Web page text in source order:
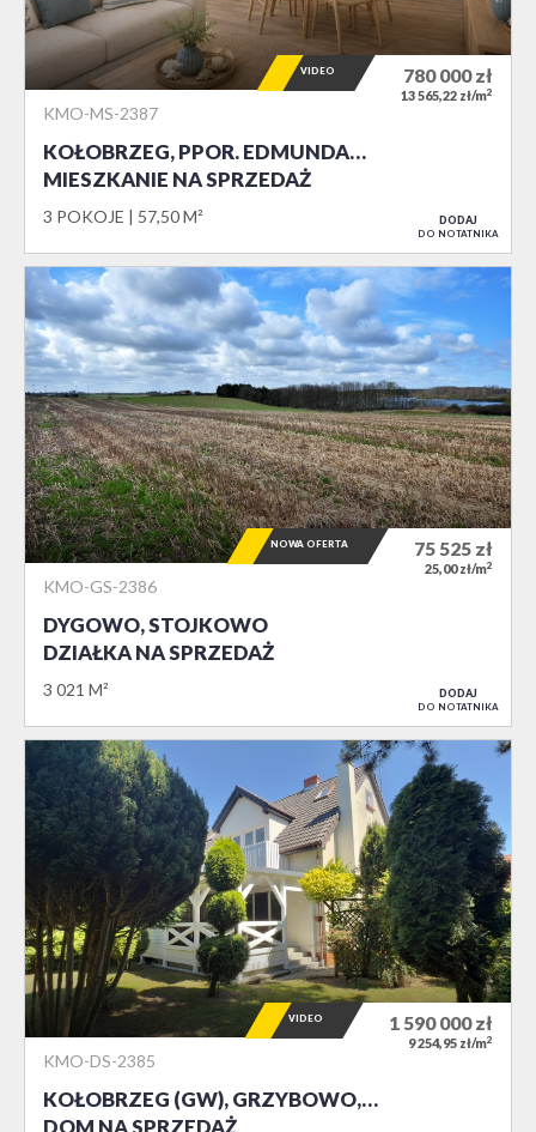
KMO-MS-2387
KOŁOBRZEG, PPOR. EDMUNDA…
MIESZKANIE NA SPRZEDAŻ
3 POKOJE 57,50 M²
780 000zł
13 565,22 zł/m2
VIDEO
DODAJ
DO NOTATNIKA
KMO-GS-2386
DYGOWO, STOJKOWO
DZIAŁKA NA SPRZEDAŻ
3 021 M²
75 525 zł
25,00 zł/m2
NOWA OFERTA
DODAJ
DO NOTATNIKA
KMO-DS-2385
KOŁOBRZEG (GW), GRZYBOWO,…
DOM NA SPRZEDAŻ
1 590 000zł
9 254,95 zł/m2
VIDEO